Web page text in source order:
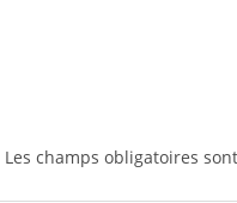
Les champs obligatoires